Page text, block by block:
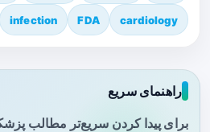
cardiology
FDA
infection
راهنمای سریع
برای پیدا کردن سریع‌تر مطالب